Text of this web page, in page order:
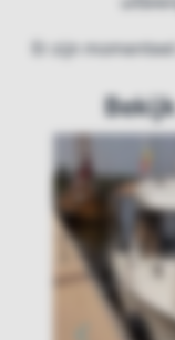
Er zijn